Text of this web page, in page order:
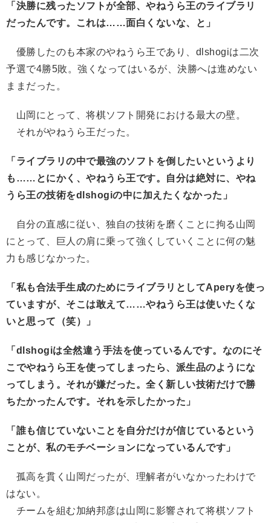
「決勝に残ったソフトが全部、やねうら王のライブラリ
だったんです。これは……面白くないな、と」
優勝したのも本家のやねうら王であり、dlshogiは二次
予選で4勝5敗。強くなってはいるが、決勝へは進めない
ままだった。
山岡にとって、将棋ソフト開発における最大の壁。
それがやねうら王だった。
「ライブラリの中で最強のソフトを倒したいというより
も……とにかく、やねうら王です。自分は絶対に、やね
うら王の技術をdlshogiの中に加えたくなかった」
自分の直感に従い、独自の技術を磨くことに拘る山岡
にとって、巨人の肩に乗って強くしていくことに何の魅
力も感じなかった。
「私も合法手生成のためにライブラリとしてAperyを使っ
ていますが、そこは敢えて……やねうら王は使いたくな
いと思って（笑）」
「dlshogiは全然違う手法を使っているんです。なのにそ
こでやねうら王を使ってしまったら、派生品のようにな
ってしまう。それが嫌だった。全く新しい技術だけで勝
ちたかったんです。それを示したかった」
「誰も信じていないことを自分だけが信じているという
ことが、私のモチベーションになっているんです」
孤高を貫く山岡だったが、理解者がいなかったわけで
はない。
チームを組む加納邦彦は山岡に影響されて将棋ソフト